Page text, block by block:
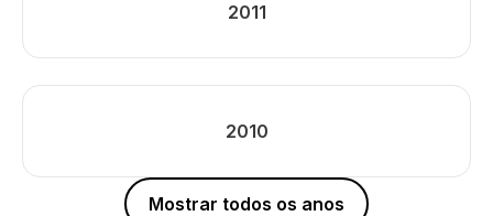
2011
2010
Mostrar todos os anos